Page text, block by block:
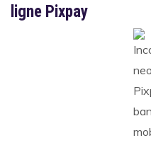
ligne Pixpay